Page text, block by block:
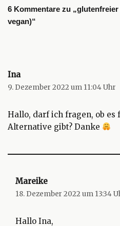
6 Kommentare zu
vegan)“
Ina
9. Dezember 2022 um 11:04 Uhr
Hallo, darf ich fragen, ob es
Alternative gibt? Danke
Mareike
18. Dezember 2022 um 13:34
Hallo Ina,